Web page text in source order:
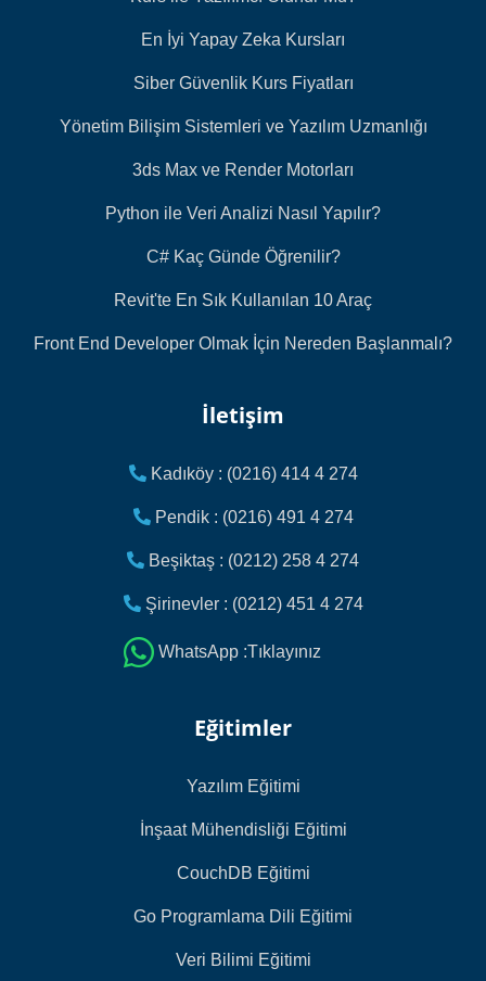
En İyi Yapay Zeka Kursları
Siber Güvenlik Kurs Fiyatları
Yönetim Bilişim Sistemleri ve Yazılım Uzmanlığı
3ds Max ve Render Motorları
Python ile Veri Analizi Nasıl Yapılır?
C# Kaç Günde Öğrenilir?
Revit'te En Sık Kullanılan 10 Araç
Front End Developer Olmak İçin Nereden Başlanmalı?
İletişim
Kadıköy : (0216) 414 4 274
Pendik : (0216) 491 4 274
Beşiktaş : (0212) 258 4 274
Şirinevler : (0212) 451 4 274
WhatsApp :Tıklayınız
Eğitimler
Yazılım Eğitimi
İnşaat Mühendisliği Eğitimi
CouchDB Eğitimi
Go Programlama Dili Eğitimi
Veri Bilimi Eğitimi